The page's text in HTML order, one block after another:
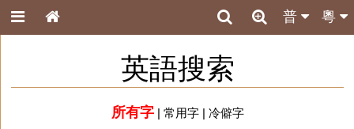
粵
普
英語搜索
所有字| 常用字| 冷僻字